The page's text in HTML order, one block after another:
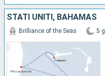
STATI UNITI, BAHAMAS
Brilliance of the Seas 5 g